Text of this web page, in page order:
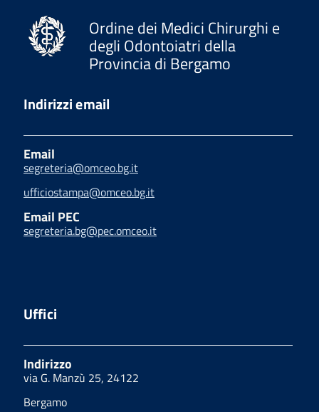
Ordine dei Medici Chirurghi e
degli Odontoiatri della
Provincia di Bergamo
Indirizzi email
Email
segreteria@omceo.bg.it
ufficiostampa@omceo.bg.it
Email PEC
segreteria.bg@pec.omceo.it
Uffici
Indirizzo
via G. Manzù 25, 24122
Bergamo